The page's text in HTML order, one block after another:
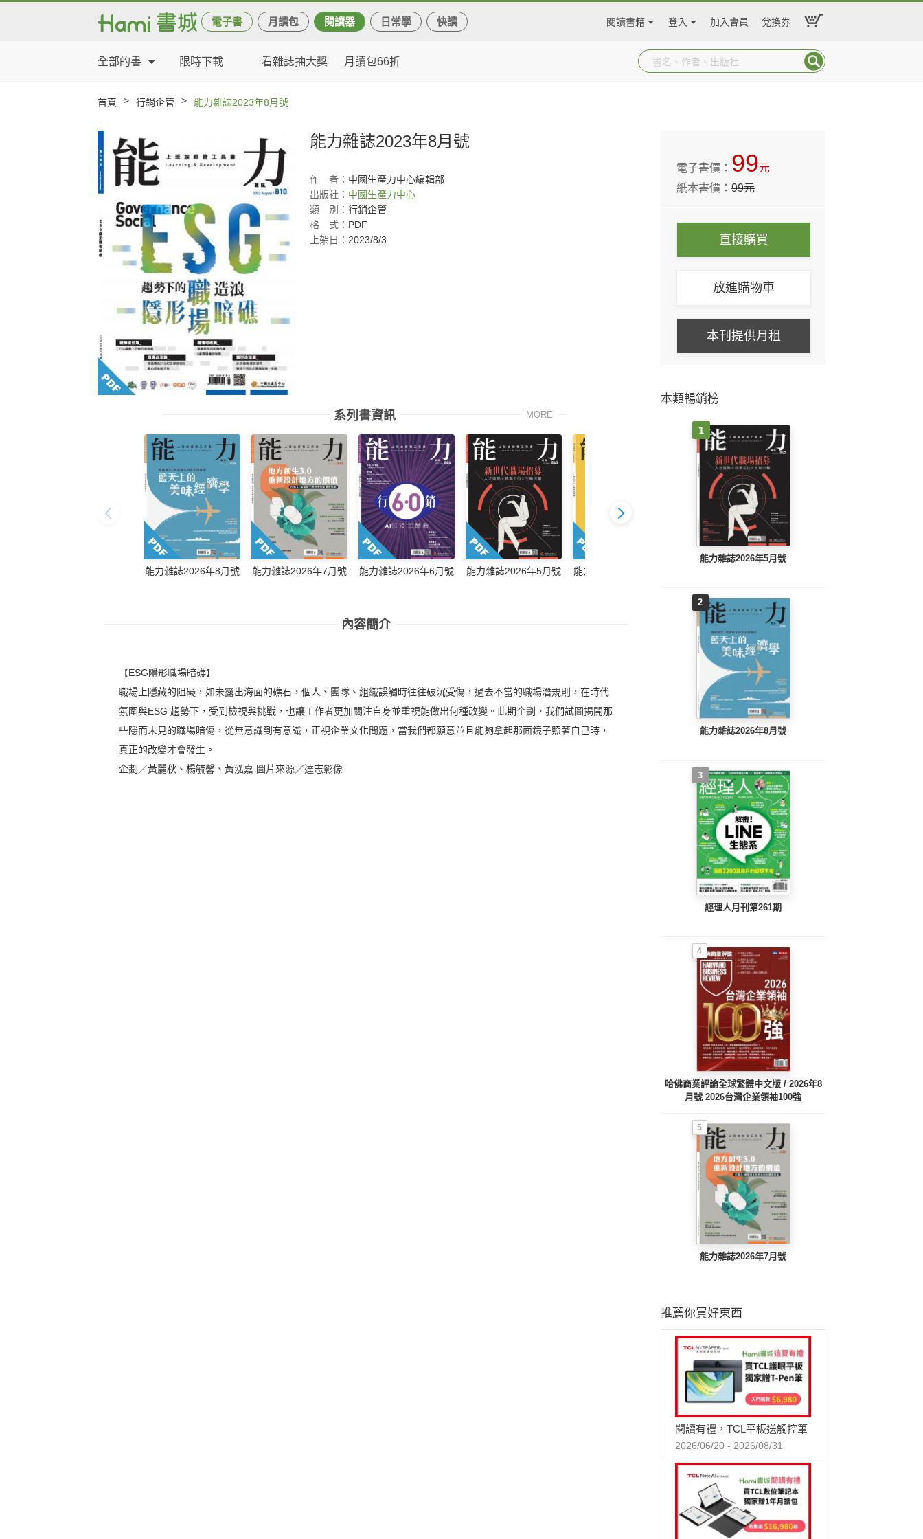
電子書 月讀包 閱讀器 日常學 快讀 閱讀書籍 登入 加入會員 兌換券
全部的書 限時下載 看雜誌抽大獎 月讀包66折
首頁 > 行銷企管 > 能力雜誌2023年8月號
能力雜誌2023年8月號
作 者： 中國生產力中心編輯部
出版社： 中國生產力中心
類
別： 行銷企管
格
式： PDF
上架日： 2023/8/3
系列書資訊 MORE
能力雜誌2026年8月號 能力雜誌2026年7月號 能力雜誌2026年6月號 能力雜誌2026年5月號 能力雜誌2026年4月號
內容簡介
【ESG隱形職場暗礁】
職場上隱藏的阻礙，如未露出海面的礁石，個人、團隊、組織誤觸時往往破沉受傷，過去不當的職場潛規則，在時代
氛圍與ESG 趨勢下，受到檢視與挑戰，也讓工作者更加關注自身並重視能做出何種改變。此期企劃，我們試圖揭開那
些隱而未見的職場暗傷，從無意識到有意識，正視企業文化問題，當我們都願意並且能夠拿起那面鏡子照著自己時，
真正的改變才會發生。
企劃／黃麗秋、楊毓馨、黃泓嘉 圖片來源／達志影像
電子書價： 99元
紙本書價：99元
直接購買
放進購物車
本刊提供月租
本類暢銷榜
1
能力雜誌2026年5月號
2
能力雜誌2026年8月號
3
經理人月刊第261期
4
哈佛商業評論全球繁體中文版 / 2026年8
月號 2026台灣企業領袖100強
5
能力雜誌2026年7月號
推薦你買好東西
閱讀有禮，TCL平板送觸控筆
2026/06/20 - 2026/08/31